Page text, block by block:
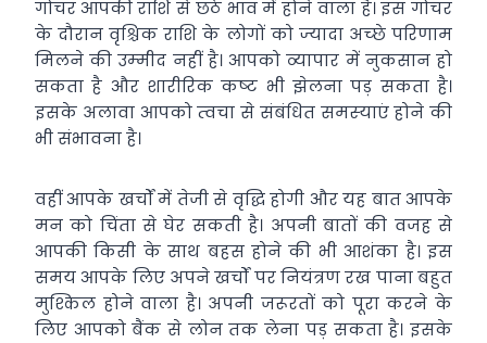
गोचरआपकी राशि से छठे भाव में होने वाला है। इस गोचर
के दौरान वृश्चिक राशि के लोगों को ज्‍यादा अच्‍छे परिणाम
मिलने की उम्‍मीद नहीं है। आपको व्‍यापार में नुकसान हो
सकता है और शारीरिक कष्‍ट भी झेलना पड़ सकता है।
इसके अलावा आपको त्‍वचा से संबंधित समस्‍याएं होने की
भी संभावना है।
वहीं आपके खर्चों में तेजी से वृद्धि होगी और यह बात आपके
मन को चिंता से घेर सकती है। अपनी बातों की वजह से
आपक‍ी किसी के साथ बहस होने की भी आशंका है। इस
समय आपके लिए अपने खर्चों पर नियंत्रण रख पाना बहुत
मुश्किल होने वाला है। अपनी जरूरतों को पूरा करने के
लिए आपको बैंक से लोन तक लेना पड़ सकता है। इसके